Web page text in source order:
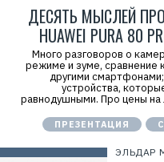
ДЕСЯТЬ МЫСЛЕЙ
HUAWEI PURA 80
Много разговоров о
режиме и зуме, сравнение
другими
устройства,
равнодушными. Про цены на
ПРЕЗЕНТАЦИЯ
ЭЛЬДАР